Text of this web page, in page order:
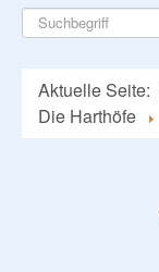
Suchen
...
Aktuelle Seite:
Die Harthöfe